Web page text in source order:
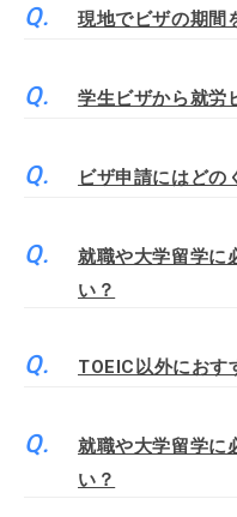
現地でビザの期間
学生ビザから就労
ビザ申請にはどの
就職や大学留学に
い？
TOEIC以外におす
就職や大学留学に
い？